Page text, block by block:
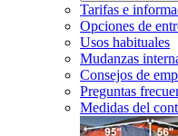
Tarifas e
Opciones de
Usos habituales
Mudanzas
Consejos de
Preguntas
Medidas del